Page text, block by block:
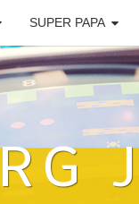
SUPER PAPA